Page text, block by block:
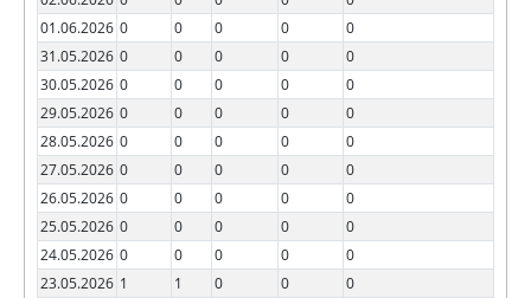
01.06.2026 0 0 0 0
0
31.05.2026 0 0 0 0
0
30.05.2026 0 0 0 0
0
29.05.2026 0 0 0 0
0
28.05.2026 0 0 0 0
0
27.05.2026 0 0 0 0
0
26.05.2026 0 0 0 0
0
25.05.2026 0 0 0 0
0
24.05.2026 0 0 0 0
0
23.05.2026 1 1 0 0
0